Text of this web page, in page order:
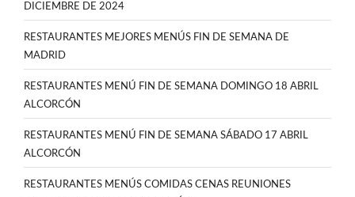
DICIEMBRE DE 2024
RESTAURANTES MEJORES MENÚS FIN DE SEMANA DE
MADRID
RESTAURANTES MENÚ FIN DE SEMANA DOMINGO 18 ABRIL
ALCORCÓN
RESTAURANTES MENÚ FIN DE SEMANA SÁBADO 17 ABRIL
ALCORCÓN
RESTAURANTES MENÚS COMIDAS CENAS REUNIONES